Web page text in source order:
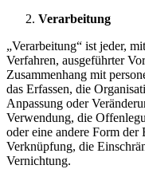
Verarbeitung
„Verarbeitung“ ist jeder,
Verfahren, ausgeführter
Zusammenhang mit
das Erfassen, die
Anpassung oder
Verwendung, die
oder eine andere Form
Verknüpfung, die
Vernichtung.